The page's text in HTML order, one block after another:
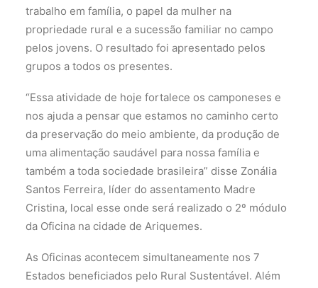
trabalho em família, o papel da mulher na
propriedade rural e a sucessão familiar no campo
pelos jovens. O resultado foi apresentado pelos
grupos a todos os presentes.
“Essa atividade de hoje fortalece os camponeses e
nos ajuda a pensar que estamos no caminho certo
da preservação do meio ambiente, da produção de
uma alimentação saudável para nossa família e
também a toda sociedade brasileira” disse Zonália
Santos Ferreira, líder do assentamento Madre
Cristina, local esse onde será realizado o 2º módulo
da Oficina na cidade de Ariquemes.
As Oficinas acontecem simultaneamente nos 7
Estados beneficiados pelo Rural Sustentável. Além